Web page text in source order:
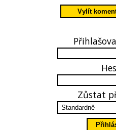
Vylít
Zůstat